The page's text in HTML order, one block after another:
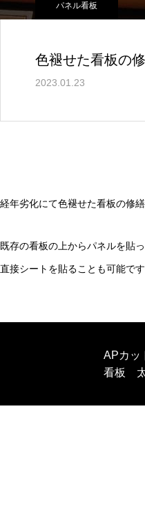
パネル看板
色褪せた看板の
2023.01.23
経年劣化にて色褪せた看板の修繕
既存の看板の上からパネルを貼
直接シートを貼ることも可能で
APカッ
看板